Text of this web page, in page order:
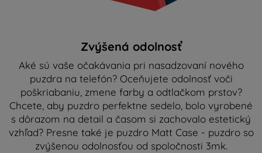
Zvýšená odolnosť
Aké sú vaše očakávania pri nasadzovaní nového
puzdra na telefón? Oceňujete odolnosť voči
poškriabaniu, zmene farby a odtlačkom prstov?
Chcete, aby puzdro perfektne sedelo, bolo vyrobené
s dôrazom na detail a časom si zachovalo estetický
vzhľad? Presne také je puzdro Matt Case - puzdro so
zvýšenou odolnosťou od spoločnosti 3mk.